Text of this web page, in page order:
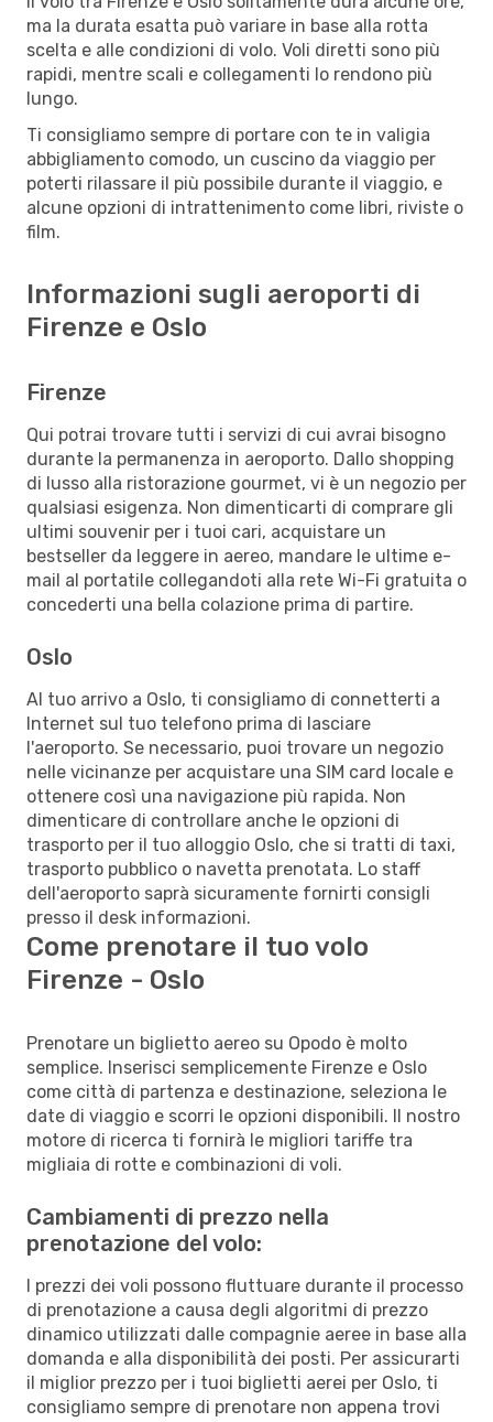
ma la durata esatta può variare in base alla rotta
scelta e alle condizioni di volo. Voli diretti sono più
rapidi, mentre scali e collegamenti lo rendono più
lungo.
Ti consigliamo sempre di portare con te in valigia
abbigliamento comodo, un cuscino da viaggio per
poterti rilassare il più possibile durante il viaggio, e
alcune opzioni di intrattenimento come libri, riviste o
film.
Informazioni sugli aeroporti di
Firenze e Oslo
Firenze
Qui potrai trovare tutti i servizi di cui avrai bisogno
durante la permanenza in aeroporto. Dallo shopping
di lusso alla ristorazione gourmet, vi è un negozio per
qualsiasi esigenza. Non dimenticarti di comprare gli
ultimi souvenir per i tuoi cari, acquistare un
bestseller da leggere in aereo, mandare le ultime e-
mail al portatile collegandoti alla rete Wi-Fi gratuita o
concederti una bella colazione prima di partire.
Oslo
Al tuo arrivo a Oslo, ti consigliamo di connetterti a
Internet sul tuo telefono prima di lasciare
l'aeroporto. Se necessario, puoi trovare un negozio
nelle vicinanze per acquistare una SIM card locale e
ottenere così una navigazione più rapida. Non
dimenticare di controllare anche le opzioni di
trasporto per il tuo alloggio Oslo, che si tratti di taxi,
trasporto pubblico o navetta prenotata. Lo staff
dell'aeroporto saprà sicuramente fornirti consigli
presso il desk informazioni.
Come prenotare il tuo volo
Firenze - Oslo
Prenotare un biglietto aereo su Opodo è molto
semplice. Inserisci semplicemente Firenze e Oslo
come città di partenza e destinazione, seleziona le
date di viaggio e scorri le opzioni disponibili. Il nostro
motore di ricerca ti fornirà le migliori tariffe tra
migliaia di rotte e combinazioni di voli.
Cambiamenti di prezzo nella
prenotazione del volo:
I prezzi dei voli possono fluttuare durante il processo
di prenotazione a causa degli algoritmi di prezzo
dinamico utilizzati dalle compagnie aeree in base alla
domanda e alla disponibilità dei posti. Per assicurarti
il miglior prezzo per i tuoi biglietti aerei per Oslo, ti
consigliamo sempre di prenotare non appena trovi